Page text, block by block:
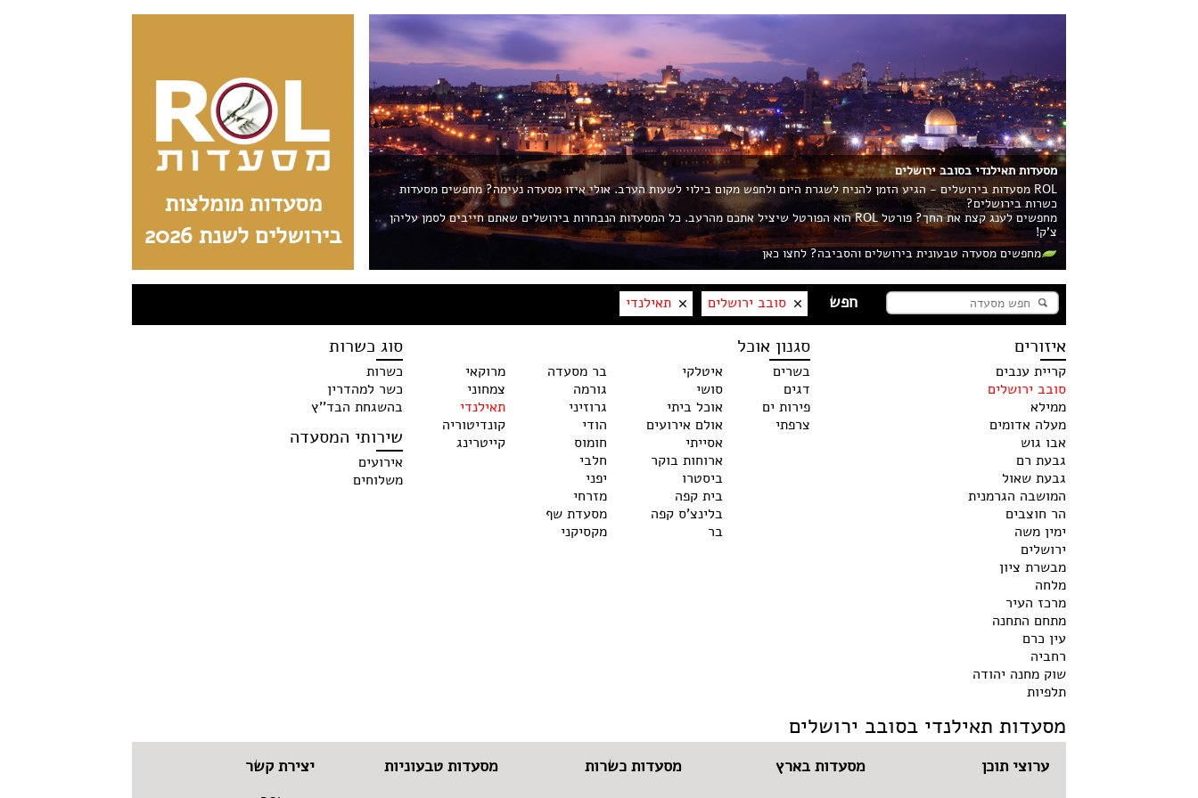
מסעדות מומלצות
בירושלים לשנת 2026
מסעדות תאילנדי בסובב ירושלים
ROL מסעדות בירושלים - הגיע הזמן להניח לשגרת היום ולחפש מקום בילוי לשעות הערב. אולי איזו מסעדה נעימה? מחפשים מסעדות
כשרות בירושלים?
מחפשים לענג קצת את החך? פורטל ROL הוא הפורטל שיציל אתכם מהרעב. כל המסעדות הנבחרות בירושלים שאתם חייבים לסמן עליהן
צ'ק!
מחפשים מסעדה טבעונית בירושלים והסביבה? לחצו כאן
סובב ירושלים תאילנדי
איזורים
קריית ענבים
סובב ירושלים
ממילא
מעלה אדומים
אבו גוש
גבעת רם
גבעת שאול
המושבה הגרמנית
הר חוצבים
ימין משה
ירושלים
מבשרת ציון
מלחה
מרכז העיר
מתחם התחנה
עין כרם
רחביה
שוק מחנה יהודה
תלפיות
סגנון אוכל
בשרים
דגים
פירות ים
צרפתי
איטלקי
סושי
אוכל ביתי
אולם אירועים
אסייתי
ארוחות בוקר
ביסטרו
בית קפה
בלינצ'ס קפה
בר
בר מסעדה
גורמה
גרוזיני
הודי
חומוס
חלבי
יפני
מזרחי
מסעדת שף
מקסיקני
מרוקאי
צמחוני
תאילנדי
קונדיטוריה
קייטרינג
סוג כשרות
כשרות
כשר למהדרין
בהשגחת הבד''ץ
שירותי המסעדה
אירועים
משלוחים
מסעדות תאילנדי בסובב ירושלים
ערוצי תוכן מסעדות בארץ מסעדות כשרות מסעדות טבעוניות יצירת קשר